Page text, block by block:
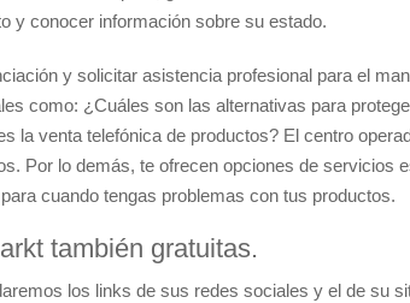
y conocer información sobre su estado.
y solicitar asistencia profesional para el
como: ¿Cuáles son las alternativas para
la venta telefónica de productos? El centro
Por lo demás, te ofrecen opciones de servicios
cuando tengas problemas con tus productos.
también gratuitas.
los links de sus redes sociales y el de su